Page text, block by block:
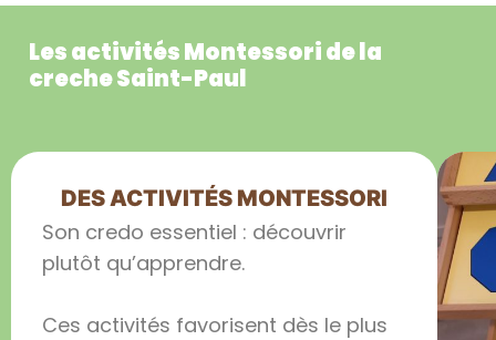
Les activités Montessori de la
creche Saint-Paul
DES ACTIVITÉS MONTESSORI
Son credo essentiel : découvrir
plutôt qu’apprendre.
Ces activités favorisent dès le plus